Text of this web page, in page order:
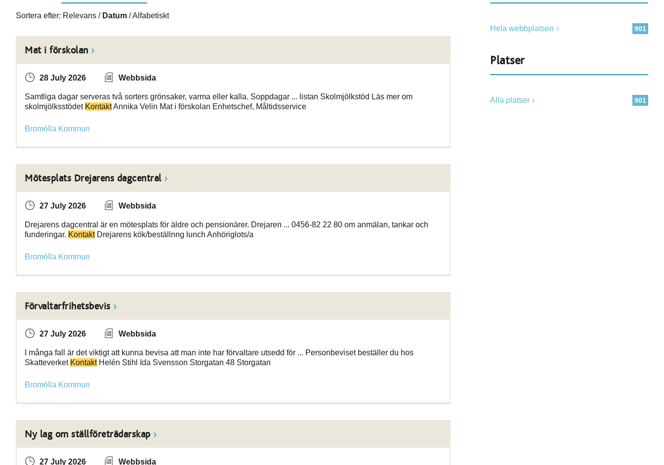
Sortera efter: Relevans / Datum /Alfabetiskt
Mat i förskolan
28 July 2026 Webbsida
Samtliga dagar serveras två sorters grönsaker, varma eller kalla. Soppdagar ... listan Skolmjölkstöd Läs mer om
skolmjölksstödet KontaktAnnika Velin Mat i förskolan Enhetschef, Måltidsservice
Bromölla Kommun
Mötesplats Drejarens dagcentral
27 July 2026 Webbsida
Drejarens dagcentral är en mötesplats för äldre och pensionärer. Drejaren ... 0456-82 22 80 om anmälan, tankar och
funderingar. KontaktDrejarens kök/beställnng lunch Anhöriglots/a
Bromölla Kommun
Förvaltarfrihetsbevis
27 July 2026 Webbsida
I många fall är det viktigt att kunna bevisa att man inte har förvaltare utsedd för ... Personbeviset beställer du hos
Skatteverket KontaktHelén Stihl Ida Svensson Storgatan 48 Storgatan
Bromölla Kommun
Ny lag om ställföreträdarskap
27 July 2026 Webbsida
901
Hela webbplatsen
Platser
901
Alla platser